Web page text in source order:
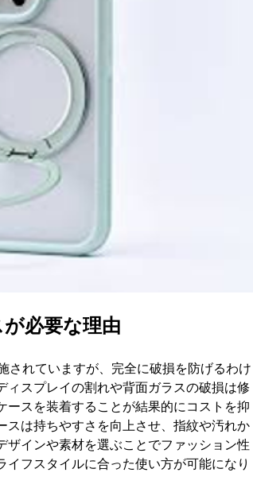
必要な理由
されていますが、完全に破損を防げるわけ
ィスプレイの割れや背面ガラスの破損は修
ースを装着することが結果的にコストを抑
スは持ちやすさを向上させ、指紋や汚れか
ザインや素材を選ぶことでファッション性
イフスタイルに合った使い方が可能になり